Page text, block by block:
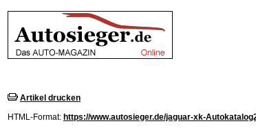
Artikel drucken
HTML-Format: https://www.autosieger.de/jaguar-xk-